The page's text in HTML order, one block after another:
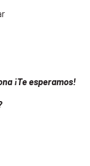
¡Te esperamos!